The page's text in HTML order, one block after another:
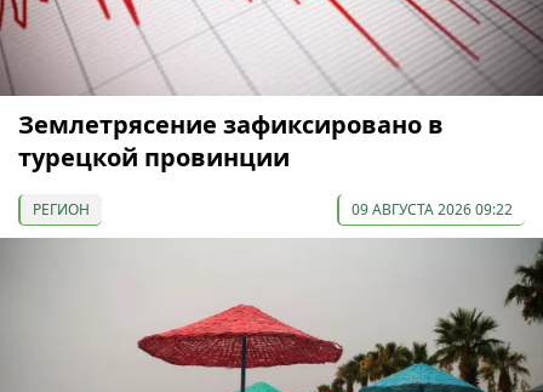
Землетрясение зафиксировано в
турецкой провинции
РЕГИОН 09 АВГУСТА 2026 09:22